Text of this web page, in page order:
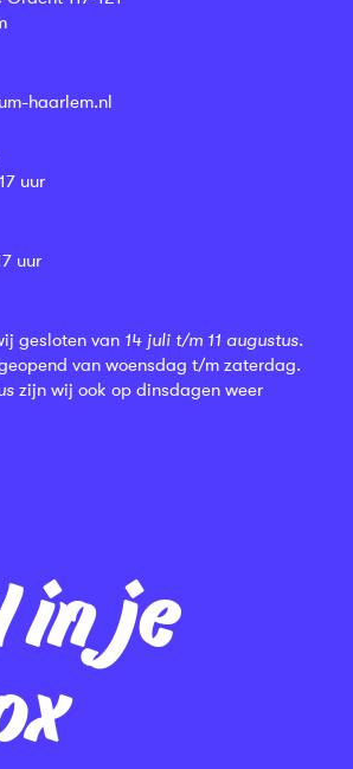
in je
haarlem.nl
uur
uur
gesloten van 14 juli t/m 11 augustus.
van woensdag t/m zaterdag.
zijn wij ook op dinsdagen weer